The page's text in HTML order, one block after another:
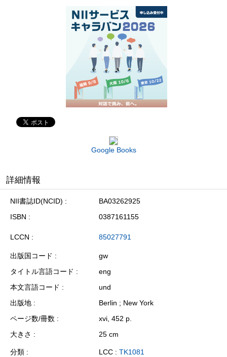
Google Books
詳細情報
NII書誌ID(NCID)
BA03262925
ISBN
0387161155
LCCN 85027791
出版国コード
gw
タイトル言語コード
eng
本文言語コード
und
出版地
Berlin ; New York
ページ数/冊数
xvi, 452 p.
大きさ
25 cm
分類 LCC : TK1081